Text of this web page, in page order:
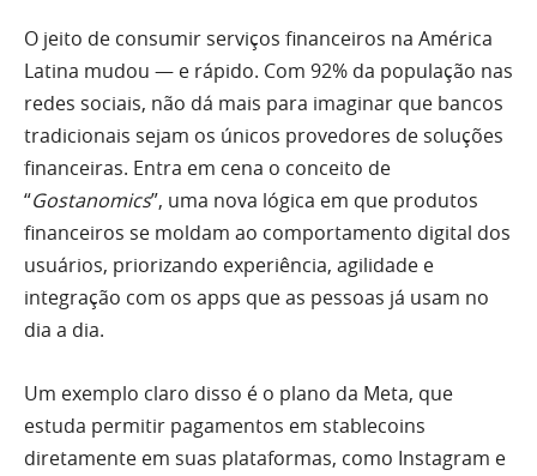
O jeito de consumir serviços financeiros na América
Latina mudou — e rápido. Com 92% da população nas
redes sociais, não dá mais para imaginar que bancos
tradicionais sejam os únicos provedores de soluções
financeiras. Entra em cena o conceito de
“Gostanomics”, uma nova lógica em que produtos
financeiros se moldam ao comportamento digital dos
usuários, priorizando experiência, agilidade e
integração com os apps que as pessoas já usam no
dia a dia.
Um exemplo claro disso é o plano da Meta, que
estuda permitir pagamentos em stablecoins
diretamente em suas plataformas, como Instagram e